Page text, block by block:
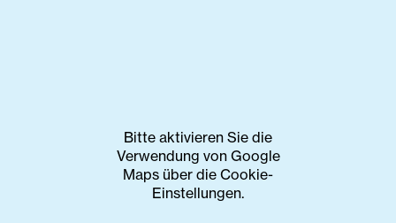
Bitte aktivieren Sie die
Verwendung von Google
Maps über die Cookie-
Einstellungen.